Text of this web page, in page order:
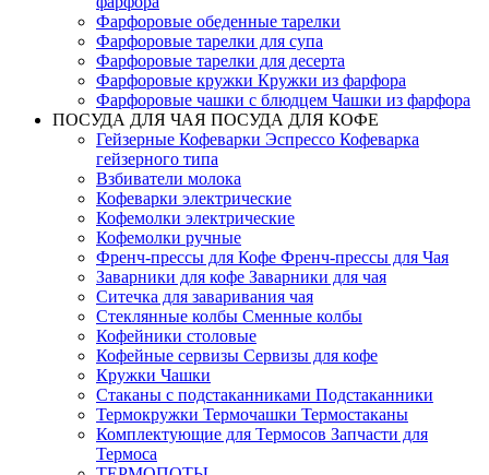
Фарфоровые обеденные тарелки
Фарфоровые тарелки для супа
Фарфоровые тарелки для десерта
Фарфоровые кружки Кружки из фарфора
Фарфоровые чашки с блюдцем Чашки из фарфора
ПОСУДА ДЛЯ ЧАЯ ПОСУДА ДЛЯ КОФЕ
Гейзерные Кофеварки Эспрессо Кофеварка
гейзерного типа
Взбиватели молока
Кофеварки электрические
Кофемолки электрические
Кофемолки ручные
Френч-прессы для Кофе Френч-прессы для Чая
Заварники для кофе Заварники для чая
Ситечка для заваривания чая
Стеклянные колбы Сменные колбы
Кофейники столовые
Кофейные сервизы Сервизы для кофе
Кружки Чашки
Стаканы с подстаканниками Подстаканники
Термокружки Термочашки Термостаканы
Комплектующие для Термосов Запчасти для
Термоса